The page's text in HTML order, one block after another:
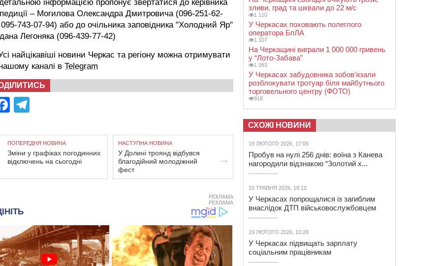
інформацією пропонує звертатися до керівника
– Могилова Олександра Дмитровича (096-251-62-
743-07-94) або до очільника заповідника "Холодний Яр"
Легоняка (096-439-77-42)
найцікавіші новини Черкас та регіону можна отримувати
каналі в Telegram
Facebook
ПОПЕРЕДНЯ НОВИНА
Зміни у графіках погодинних
відключень на сьогодні
НАСТУПНА НОВИНА
У Долині троянд відбувся
благодійний молодіжний
фест
РЕКЛАМА
РЕКЛАМА
зливи, град та шквали до 22 м/с
1 110
У Черкасах поховають полеглого
оператора БпЛА
1 107
На Черкащині виграли 1 000 000 гривень
у “Лото-Забава”
1 083
У Черкасах забудовника зобов’язали
розблокувати тротуар біля майбутнього
торговельного центру (ФОТО)
918
СХОЖІ НОВИНИ
19 ЛЮТОГО 2026, 17:06
Пробув на нулі 256 днів: воїна з Канева
нагородили відзнакою “Золотий х...
15 ТРАВНЯ 2026, 18:12
У Черкасах попрощалися із загиблим
внаслідок ДТП військовослужбовцем
19 ЛЮТОГО 2026, 10:28
У Черкасах підвищать зарплату
соціальним працівникам